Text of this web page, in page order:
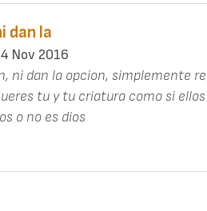
dan la
Nov 2016
ni dan la opcion, simplemente
tu y tu criatura como si
o no es dios